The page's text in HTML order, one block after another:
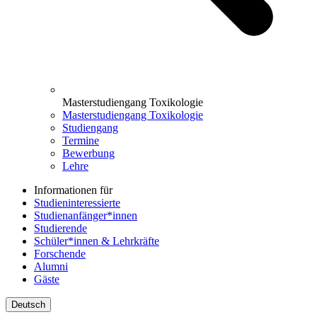
Masterstudiengang Toxikologie
Masterstudiengang Toxikologie
Studiengang
Termine
Bewerbung
Lehre
Informationen für
Studieninteressierte
Studienanfänger*innen
Studierende
Schüler*innen & Lehrkräfte
Forschende
Alumni
Gäste
Deutsch